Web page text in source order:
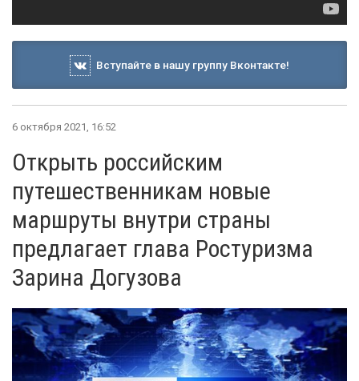
Вступайте в нашу группу Вконтакте!
6 октября 2021, 16:52
Открыть российским
путешественникам новые
маршруты внутри страны
предлагает глава Ростуризма
Зарина Догузова